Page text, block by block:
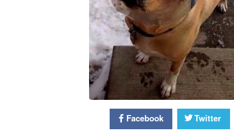
Facebook Twitter